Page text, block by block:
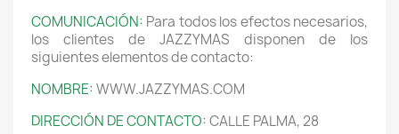
COMUNICACIÓN: Para todos los efectos necesarios,
los clientes de JAZZYMAS disponen de los
siguientes elementos de contacto:
NOMBRE: WWW.JAZZYMAS.COM
DIRECCIÓN DE CONTACTO: CALLE PALMA, 28